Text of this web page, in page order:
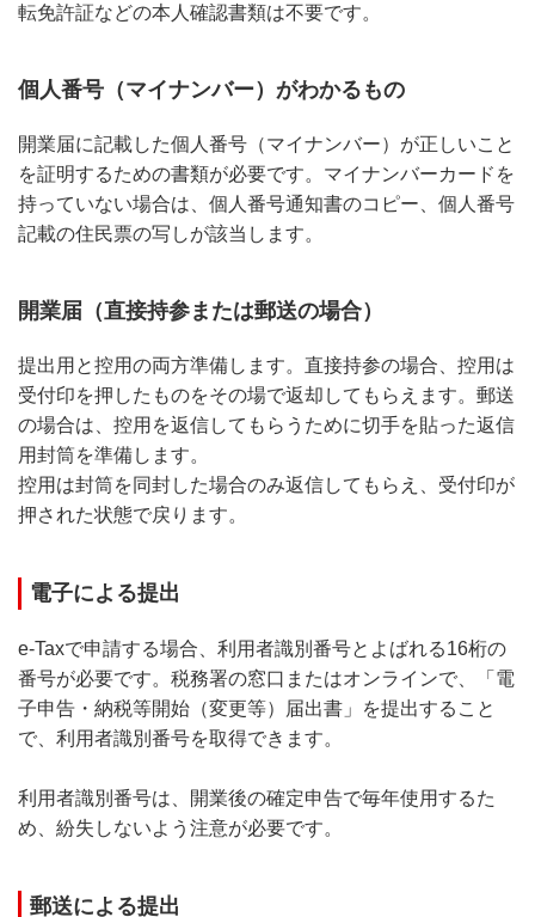
転免許証などの本人確認書類は不要です。
個人番号（マイナンバー）がわかるもの
開業届に記載した個人番号（マイナンバー）が正しいこと
を証明するための書類が必要です。マイナンバーカードを
持っていない場合は、個人番号通知書のコピー、個人番号
記載の住民票の写しが該当します。
開業届（直接持参または郵送の場合）
提出用と控用の両方準備します。直接持参の場合、控用は
受付印を押したものをその場で返却してもらえます。郵送
の場合は、控用を返信してもらうために切手を貼った返信
用封筒を準備します。
控用は封筒を同封した場合のみ返信してもらえ、受付印が
押された状態で戻ります。
電子による提出
e-Taxで申請する場合、利用者識別番号とよばれる16桁の
番号が必要です。税務署の窓口またはオンラインで、「電
子申告・納税等開始（変更等）届出書」を提出すること
で、利用者識別番号を取得できます。
利用者識別番号は、開業後の確定申告で毎年使用するた
め、紛失しないよう注意が必要です。
郵送による提出